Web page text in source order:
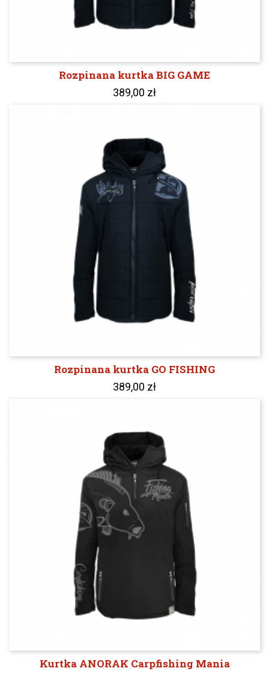
Rozpinana kurtka BIG GAME
389,00 zł
Rozpinana kurtka GO FISHING
389,00 zł
Kurtka ANORAK Carpfishing Mania